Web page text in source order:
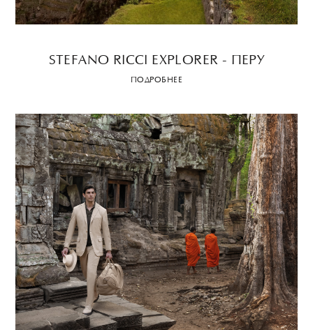
STEFANO RICCI EXPLORER - ПЕРУ
ПОДРОБНЕЕ